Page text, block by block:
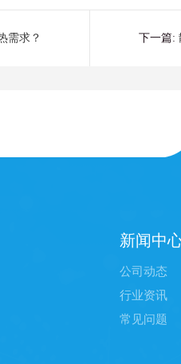
需求？ 下一篇:
新闻中
公司动态
行业资讯
常见问题